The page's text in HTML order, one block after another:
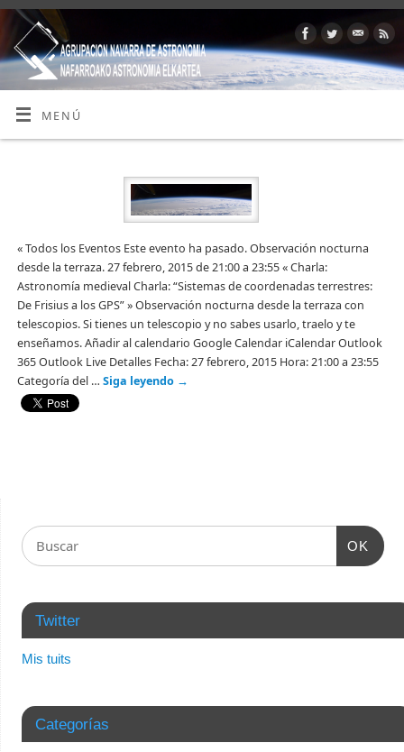
MENÚ
« Todos los Eventos Este evento ha pasado. Observación nocturna
desde la terraza. 27 febrero, 2015 de 21:00 a 23:55 « Charla:
Astronomía medieval Charla: “Sistemas de coordenadas terrestres:
De Frisius a los GPS” » Observación nocturna desde la terraza con
telescopios. Si tienes un telescopio y no sabes usarlo, traelo y te
enseñamos. Añadir al calendario Google Calendar iCalendar Outlook
365 Outlook Live Detalles Fecha: 27 febrero, 2015 Hora: 21:00 a 23:55
Categoría del … Siga leyendo →
OK
Twitter
Mis tuits
Categorías